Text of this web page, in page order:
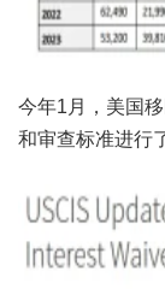
今年1月，美国
和审查标准进行